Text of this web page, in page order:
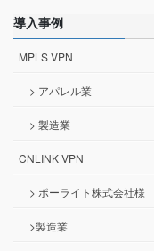
導入事例
MPLS VPN
> アパレル業
> 製造業
CNLINK VPN
> ポーライト株式会社様
>製造業